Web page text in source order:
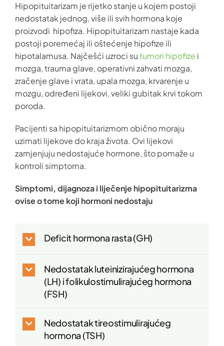
Hipopituitarizam je rijetko stanje u kojem postoji
nedostatak jednog, više ili svih hormona koje
proizvodi hipofiza. Hipopituitarizam nastaje kada
postoji poremećaj ili oštećenje hipofize ili
hipotalamusa. Najčešći uzroci sutumori hipofize i
mozga, trauma glave, operativni zahvati mozga,
zračenje glave i vrata, upala mozga, krvarenje u
mozgu, određeni lijekovi, veliki gubitak krvi tokom
poroda.
Pacijenti sa hipopituitarizmom obično moraju
uzimati lijekove do kraja života. Ovi lijekovi
zamjenjuju nedostajuće hormone, što pomaže u
kontroli simptoma.
Simptomi, dijagnoza i liječenje hipopituitarizma
ovise o tome koji hormoni nedostaju
Deficit hormona rasta (GH)
Nedostatak luteinizirajućeg hormona
(LH) i folikulostimulirajućeg hormona
(FSH)
Nedostatak tireostimulirajućeg
hormona (TSH)